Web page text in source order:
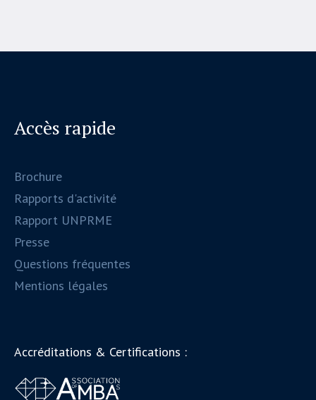
Accès rapide
Brochure
Rapports d'activité
Rapport UNPRME
Presse
Questions fréquentes
Mentions légales
Accréditations & Certifications :